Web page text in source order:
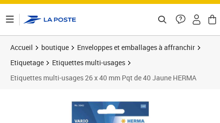
Accueil boutique
Enveloppes et emballages à affranchir
Etiquetage
Etiquettes multi-usages
Etiquettes multi-usages 26 x 40 mm Pqt de 40 Jaune HERMA